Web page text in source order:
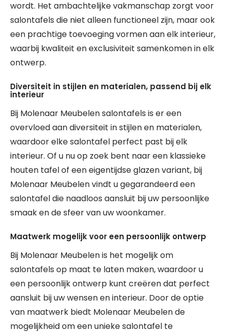
wordt. Het ambachtelijke vakmanschap zorgt voor
salontafels die niet alleen functioneel zijn, maar ook
een prachtige toevoeging vormen aan elk interieur,
waarbij kwaliteit en exclusiviteit samenkomen in elk
ontwerp.
Diversiteit in stijlen en materialen, passend bij elk
interieur
Bij Molenaar Meubelen salontafels is er een
overvloed aan diversiteit in stijlen en materialen,
waardoor elke salontafel perfect past bij elk
interieur. Of u nu op zoek bent naar een klassieke
houten tafel of een eigentijdse glazen variant, bij
Molenaar Meubelen vindt u gegarandeerd een
salontafel die naadloos aansluit bij uw persoonlijke
smaak en de sfeer van uw woonkamer.
Maatwerk mogelijk voor een persoonlijk ontwerp
Bij Molenaar Meubelen is het mogelijk om
salontafels op maat te laten maken, waardoor u
een persoonlijk ontwerp kunt creëren dat perfect
aansluit bij uw wensen en interieur. Door de optie
van maatwerk biedt Molenaar Meubelen de
mogelijkheid om een unieke salontafel te